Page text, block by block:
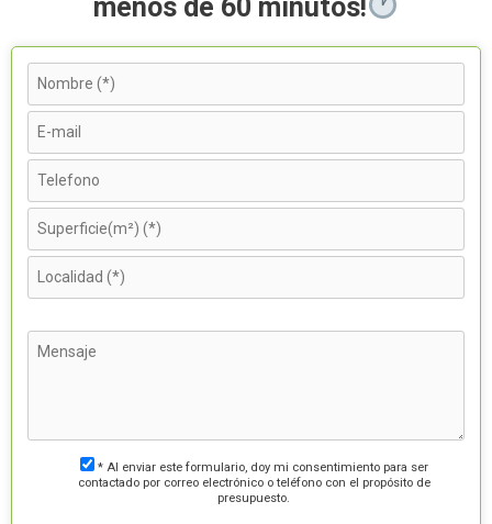
menos de 60 minutos!
* Al enviar este formulario, doy mi consentimiento para ser
contactado por correo electrónico o teléfono con el propósito de
presupuesto.